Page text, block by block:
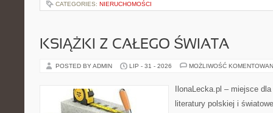
CATEGORIES: NIERUCHOMOŚCI
KSIĄŻKI Z CAŁEGO ŚWIATA
POSTED BY ADMIN LIP - 31 - 2026 MOŻLIWOŚĆ
IlonaLecka.pl – miejsce
literatury polskiej i